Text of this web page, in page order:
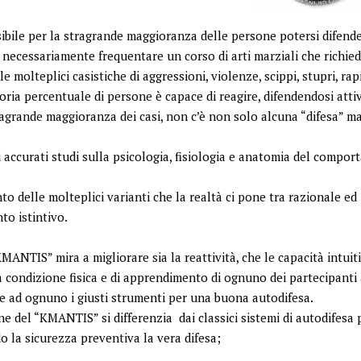
per la stragrande maggioranza delle persone potersi
necessariamente frequentare un corso di arti marziali che
molteplici casistiche di aggressioni, violenze, scippi, stupri,
percentuale di persone è capace di reagire, difendendosi
maggioranza dei casi, non c’è non solo alcuna “difesa”
accurati studi sulla psicologia, fisiologia e anatomia del
delle molteplici varianti che la realtà ci pone tra razionale ed
istintivo.
mira a migliorare sia la reattività, che le capacità
condizione fisica e di apprendimento di ognuno dei
ad ognuno i giusti strumenti per una buona autodifesa.
del “KMANTIS” si differenzia dai classici sistemi di autodifesa
la sicurezza preventiva la vera difesa;